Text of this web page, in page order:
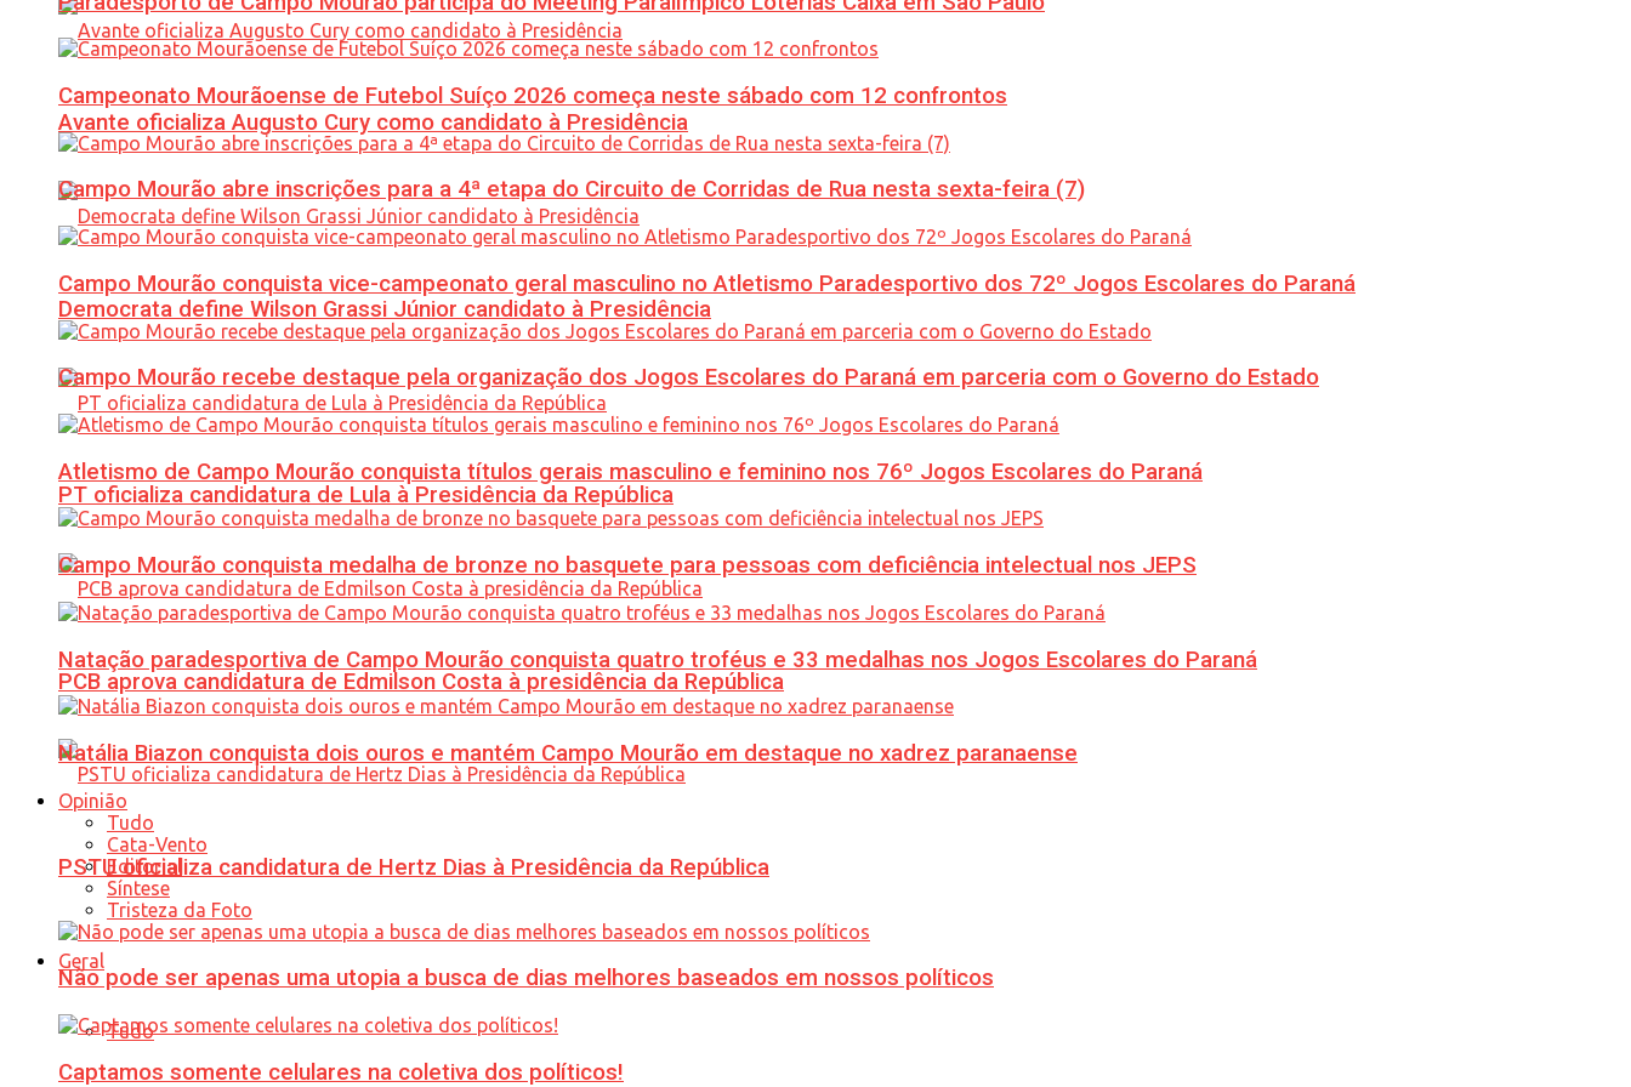
Avante oficializa Augusto Cury como candidato à Presidência
Democrata define Wilson Grassi Júnior candidato à Presidência
PT oficializa candidatura de Lula à Presidência da República
PCB aprova candidatura de Edmilson Costa à presidência da República
PSTU oficializa candidatura de Hertz Dias à Presidência da República
Geral
Tudo
Campeonato Mourãoense de Futebol Suíço 2026 começa neste sábado com 12 confrontos
Campo Mourão abre inscrições para a 4ª etapa do Circuito de Corridas de Rua nesta sexta-feira (7)
Campo Mourão conquista vice-campeonato geral masculino no Atletismo Paradesportivo dos 72º Jogos Escolares do Paraná
Campo Mourão recebe destaque pela organização dos Jogos Escolares do Paraná em parceria com o Governo do Estado
Atletismo de Campo Mourão conquista títulos gerais masculino e feminino nos 76º Jogos Escolares do Paraná
Campo Mourão conquista medalha de bronze no basquete para pessoas com deficiência intelectual nos JEPS
Natação paradesportiva de Campo Mourão conquista quatro troféus e 33 medalhas nos Jogos Escolares do Paraná
Natália Biazon conquista dois ouros e mantém Campo Mourão em destaque no xadrez paranaense
Opinião
Tudo
Cata-Vento
Editorial
Síntese
Tristeza da Foto
Não pode ser apenas uma utopia a busca de dias melhores baseados em nossos políticos
Captamos somente celulares na coletiva dos políticos!